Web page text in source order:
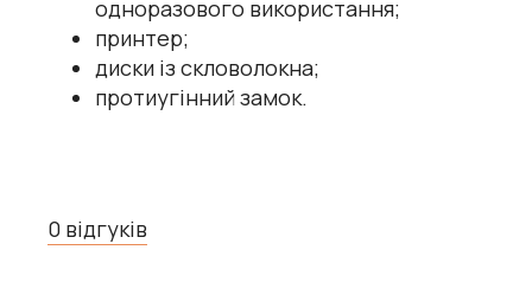
одноразового використання;
принтер;
диски із скловолокна;
протиугінний замок.
0 відгуків